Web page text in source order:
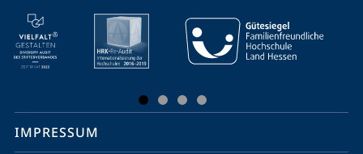
Mobile-
Service-
Navigation
Social
Media
IMPRESSUM